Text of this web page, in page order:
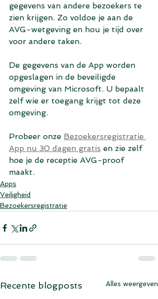
gegevens van andere bezoekers te
zien krijgen. Zo voldoe je aan de
AVG-wetgeving en hou je tijd over
voor andere taken.
De gegevens van de App worden
opgeslagen in de beveiligde
omgeving van Microsoft. U bepaalt
zelf wie er toegang krijgt tot deze
omgeving.
Probeer onze Bezoekersregistratie
App nu 30 dagen gratis en zie zelf
hoe je de receptie AVG-proof
maakt.
Apps
Veiligheid
Bezoekersregistratie
Recente blogposts Alles weergeven